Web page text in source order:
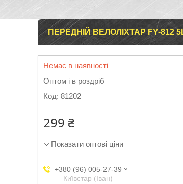
ПЕРЕДНІЙ ВЕЛОЛІХТАР FY-812
Немає в наявності
Оптом і в роздріб
Код: 81202
299 ₴
Показати оптові ціни
+380 (96) 005-27-39
Київстар (Іван)